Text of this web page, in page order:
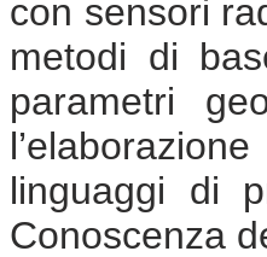
con sensori
metodi di
parametri
linguaggi di
Conoscenza